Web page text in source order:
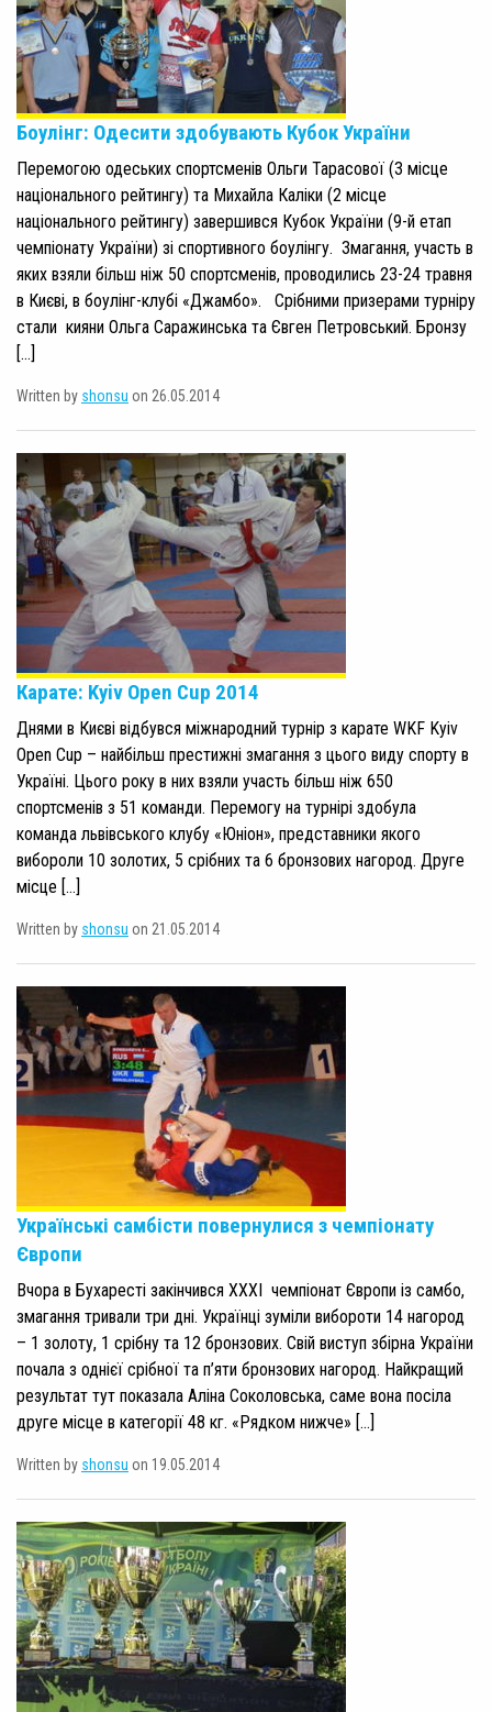
Боулінг: Одесити здобувають Кубок України
Перемогою одеських спортсменів Ольги Тарасової (3 місце
національного рейтингу) та Михайла Каліки (2 місце
національного рейтингу) завершився Кубок України (9-й етап
чемпіонату України) зі спортивного боулінгу. Змагання, участь в
яких взяли більш ніж 50 спортсменів, проводились 23-24 травня
в Києві, в боулінг-клубі «Джамбо». Срібними призерами турніру
стали кияни Ольга Саражинська та Євген Петровський. Бронзу
[…]
Written by shonsu on 26.05.2014
Карате: Kyiv Open Cup 2014
Днями в Києві відбувся міжнародний турнір з карате WKF Kyiv
Open Cup – найбільш престижні змагання з цього виду спорту в
Україні. Цього року в них взяли участь більш ніж 650
спортсменів з 51 команди. Перемогу на турнірі здобула
команда львівського клубу «Юніон», представники якого
вибороли 10 золотих, 5 срібних та 6 бронзових нагород. Друге
місце […]
Written by shonsu on 21.05.2014
Українські самбісти повернулися з чемпіонату
Європи
Вчора в Бухаресті закінчився ХХХІ чемпіонат Європи із самбо,
змагання тривали три дні. Українці зуміли вибороти 14 нагород
– 1 золоту, 1 срібну та 12 бронзових. Свій виступ збірна України
почала з однієї срібної та п’яти бронзових нагород. Найкращий
результат тут показала Аліна Соколовська, саме вона посіла
друге місце в категорії 48 кг. «Рядком нижче» […]
Written by shonsu on 19.05.2014